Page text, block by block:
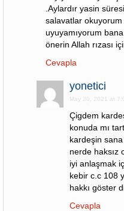
.Aylardır yasin
salavatlar okuyorum
uyuyamıyorum
önerin Allah rızası
Cevapla
yonetici
May 20, 2021 at
Çigdem
konuda mı
kardeşin sana
nerde haksız
iyi anlaşmak
kebir c.c 108
hakkı göster
Cevapla